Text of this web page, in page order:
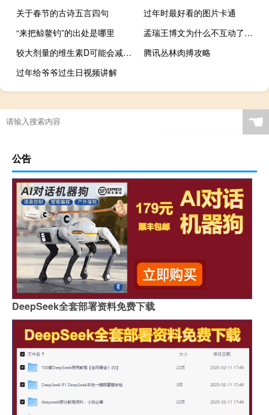
关于春节的古诗五言四句
过年时最好看的图片卡通
“来把鲸鳌钓”的出处是哪里
孟瑞王博文为什么不互动了（孟瑞王博文）
较大剂量的维生素D可能会减轻学龄期的精神症状
腾讯丛林肉搏攻略
过年给爷爷过生日视频讲解
☚
公告
DeepSeek全套部署资料免费下载